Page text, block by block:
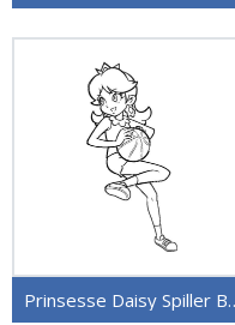
Prinsesse